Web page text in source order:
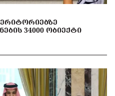
34000 ᲝᲑᲘᲔᲥᲢᲘ